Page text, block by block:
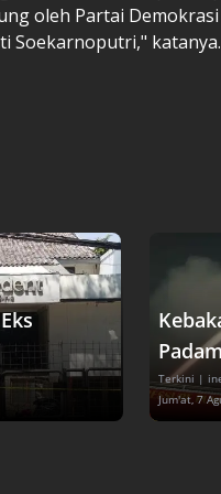
oleh Partai
Soekarnoputri," katanya.
Terkini |
Jum'at, 7